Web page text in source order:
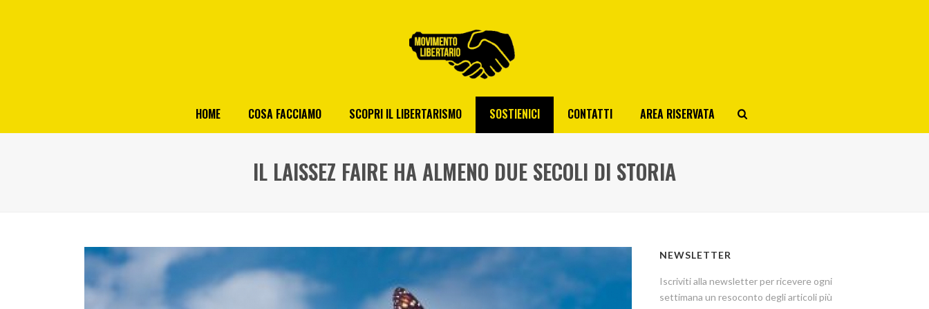
HOME COSA FACCIAMO SCOPRI IL LIBERTARISMO SOSTIENICI CONTATTI AREA RISERVATA
IL LAISSEZ FAIRE HA ALMENO DUE SECOLI DI STORIA
NEWSLETTER
Iscriviti alla newsletter per ricevere ogni
settimana un resoconto degli articoli più